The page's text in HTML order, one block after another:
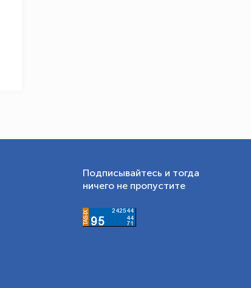
Подписывайтесь и тогда
ничего не пропустите